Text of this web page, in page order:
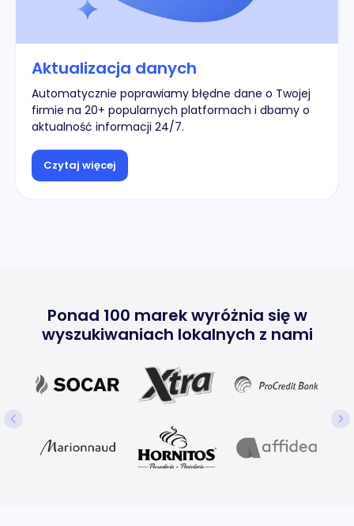
Aktualizacja danych
Automatycznie poprawiamy błędne dane o Twojej
firmie na 20+ popularnych platformach i dbamy o
aktualność informacji 24/7.
Czytaj więcej
Ponad 100 marek wyróżnia się w
wyszukiwaniach lokalnych z nami